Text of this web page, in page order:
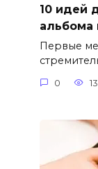
10 идей
Первые
0 13